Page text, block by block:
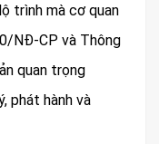
trình mà cơ quan
NĐ-CP và Thông
quan trọng
phát hành và